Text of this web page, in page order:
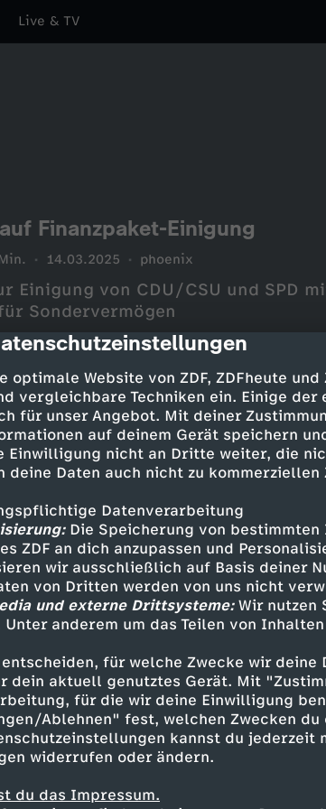
description
optimale Website von ZDF, ZDFheute
vergleichbare Techniken ein. Einige
für unser Angebot. Mit deiner
auf deinem Gerät speichern
Einwilligung nicht an Dritte weiter, die
deine Daten auch nicht zu kommerziellen
Datenverarbeitung
Die Speicherung von
ZDF an dich anzupassen und
wir ausschließlich auf Basis deiner
von Dritten werden von uns nicht
und externe Drittsysteme:Wir nutzen
anderem um das Teilen von
für welche Zwecke wir
dein aktuell genutztes Gerät. Mit
für die wir deine Einwilligung
Ablehnen" fest, welchen Zwecken
kannst du
widerrufen oder ändern.
du das Impressum.
Live & TV
Finanzpaket-Einigung
14.03.2025 phoenix
Einigung von CDU/CSU und SPD
Sondervermögen
Inhalte entdecken
Livestream informativ